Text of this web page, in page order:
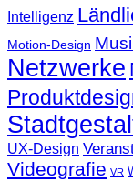
Intelligenz
Motion-Design
Netzwerke
UX-Design
Videografie VR